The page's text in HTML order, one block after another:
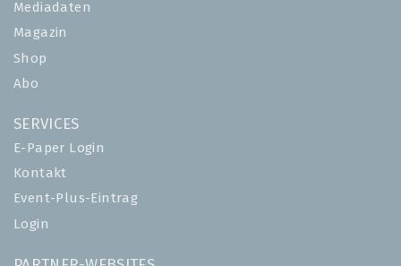
Mediadaten
Magazin
Shop
Abo
SERVICES
E-Paper Login
Kontakt
Event-Plus-Eintrag
Login